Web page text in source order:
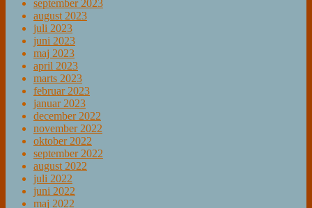
september 2023
august 2023
juli 2023
juni 2023
maj 2023
april 2023
marts 2023
februar 2023
januar 2023
december 2022
november 2022
oktober 2022
september 2022
august 2022
juli 2022
juni 2022
maj 2022